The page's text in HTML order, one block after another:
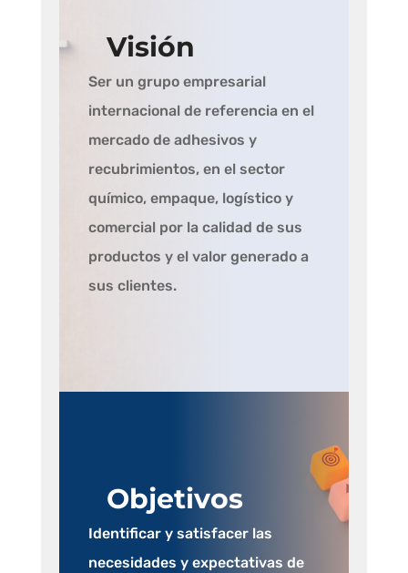
Visión
Ser un grupo empresarial
internacional de referencia en el
mercado de adhesivos y
recubrimientos, en el sector
químico, empaque, logístico y
comercial por la calidad de sus
productos y el valor generado a
sus clientes.
Objetivos
Identificar y satisfacer las
necesidades y expectativas de